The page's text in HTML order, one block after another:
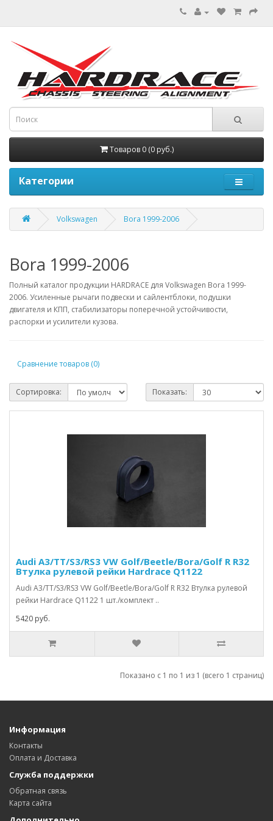
Товаров 0 (0 руб.)
Категории
Volkswagen Bora 1999-2006
Bora 1999-2006
Полный каталог продукции HARDRACE для Volkswagen Bora 1999-
2006. Усиленные рычаги подвески и сайлентблоки, подушки
двигателя и КПП, стабилизаторы поперечной устойчивости,
распорки и усилители кузова.
Сравнение товаров (0)
Сортировка: Показать:
Audi A3/TT/S3/RS3 VW Golf/Beetle/Bora/Golf R R32
Втулка рулевой рейки Hardrace Q1122
Audi A3/TT/S3/RS3 VW Golf/Beetle/Bora/Golf R R32 Втулка рулевой
рейки Hardrace Q1122 1 шт./комплект ..
5420 руб.
Показано с 1 по 1 из 1 (всего 1 страниц)
Информация
Контакты
Оплата и Доставка
Служба поддержки
Обратная связь
Карта сайта